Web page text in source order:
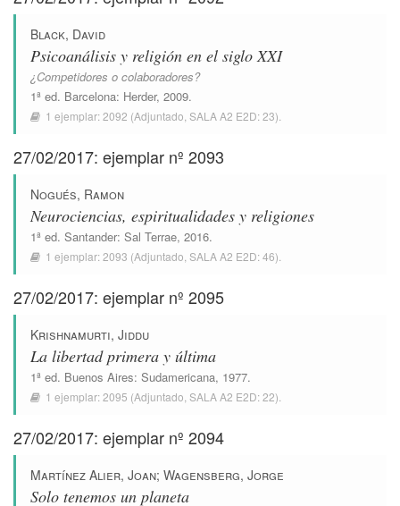
Black, David
Psicoanálisis y religión en el siglo XXI
¿Competidores o colaboradores?
1ª ed. Barcelona: Herder, 2009.
1 ejemplar:2092 (Adjuntado, SALA A2 E2D: 23).
27/02/2017: ejemplar nº 2093
Nogués, Ramon
Neurociencias, espiritualidades y religiones
1ª ed. Santander: Sal Terrae, 2016.
1 ejemplar:2093 (Adjuntado, SALA A2 E2D: 46).
27/02/2017: ejemplar nº 2095
Krishnamurti, Jiddu
La libertad primera y última
1ª ed. Buenos Aires: Sudamericana, 1977.
1 ejemplar:2095 (Adjuntado, SALA A2 E2D: 22).
27/02/2017: ejemplar nº 2094
Martínez Alier, Joan; Wagensberg, Jorge
Solo tenemos un planeta